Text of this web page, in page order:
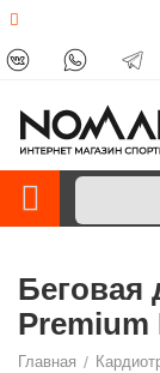
Беговая
Premium
Главная /